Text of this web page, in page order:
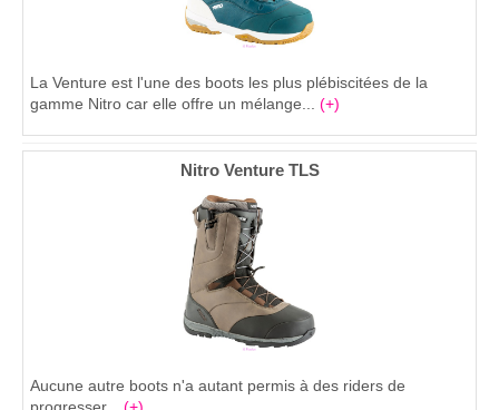
La Venture est l'une des boots les plus plébiscitées de la
gamme Nitro car elle offre un mélange... (+)
Nitro Venture TLS
Aucune autre boots n'a autant permis à des riders de